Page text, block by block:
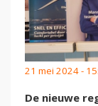
21 mei 2024 -
De nieuwe